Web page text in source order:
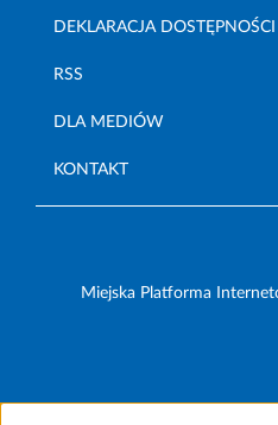
DEKLARACJA DOSTĘPNOŚCI
RSS
DLA MEDIÓW
KONTAKT
Miejska Platforma